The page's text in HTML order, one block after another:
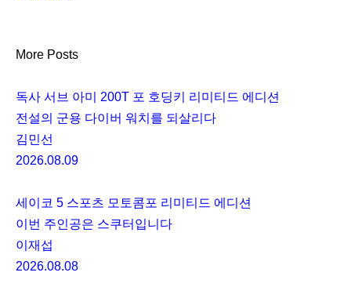
More Posts
독사 서브 아미 200T 포 호딩키 리미티드 에디션
전설의 군용 다이버 워치를 되살리다
김민선
2026.08.09
세이코 5 스포츠 모토콤포 리미티드 에디션
이번 주인공은 스쿠터입니다
이재섭
2026.08.08